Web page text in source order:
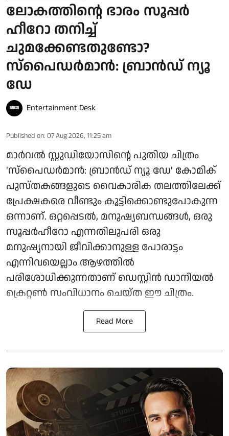
ലോകത്തിന്റെ ഭാരം സൂപ്പർ
ഹീറോ തനിച്ച്
ചുമക്കേണ്ടതുണ്ടോ?
സ്പൈഡർമാൻ: ബ്രാൻഡ് ന്യൂ
ഡേ
Entertainment Desk
Published on: 07 Aug 2026, 11:25 am
മാർവൽ സ്റ്റുഡിയോസിന്റെ പുതിയ ചിത്രം
'സ്പൈഡർമാൻ: ബ്രാൻഡ് ന്യൂ ഡേ' കോമിക്
പുസ്തകങ്ങളുടെ വൈകാരിക തലത്തിലേക്ക്
പ്രേക്ഷകരെ വീണ്ടും കൂട്ടിക്കൊണ്ടുപോകുന്ന
ഒന്നാണ്. ഒറ്റപ്പെടൽ, മനുഷ്യബന്ധങ്ങൾ, ഒരു
സൂപ്പർഹീറോ എന്നതിലുപരി ഒരു
മനുഷ്യനായി ജീവിക്കാനുള്ള പോരാട്ടം
എന്നിവയെല്ലാം ആഴത്തിൽ
പരിശോധിക്കുന്നതാണ് ഡെസ്റ്റിൻ ഡാനിയൽ
ക്രെറ്റൺ സംവിധാനം ചെയ്ത ഈ ചിത്രം.
Read More